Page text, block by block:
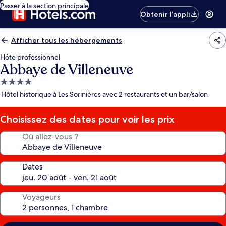
Passer à la section principale
Obtenir l’appli
Afficher tous les hébergements
Hôte professionnel
Abbaye de Villeneuve
Hébergement
4.0 étoiles
Hôtel historique à Les Sorinières avec 2 restaurants et un bar/salon
Choisissez des dates pour voir les prix
Où allez-vous ?
Dates
Voyageurs